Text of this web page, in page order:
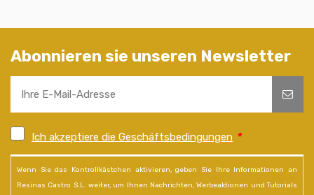
Abonnieren sie unseren Newsletter
Ich akzeptiere die Geschäftsbedingungen *
Wenn Sie das Kontrollkästchen aktivieren, geben Sie Ihre Informationen an
Resinas Castro S.L. weiter, um Ihnen Nachrichten, Werbeaktionen und Tutorials